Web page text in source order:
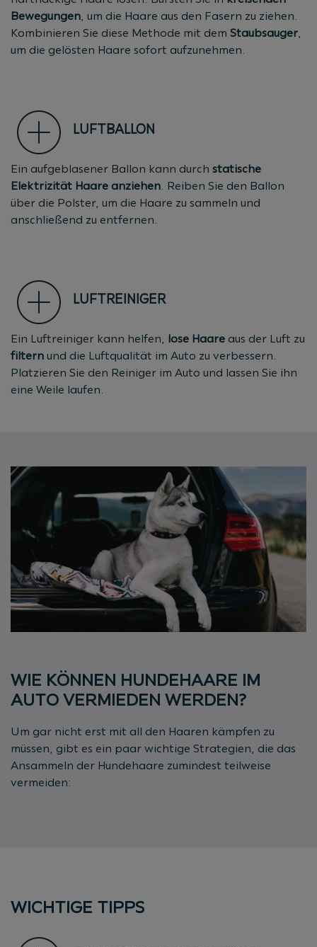
Bewegungen , um die Haare aus den Fasern zu ziehen.
Kombinieren Sie diese Methode mit dem Staubsauger
um die gelösten Haare sofort aufzunehmen.
LUFTBALLON
Ein aufgeblasener Ballon kann durch statische
Elektrizität Haare anziehen . Reiben Sie den Ballon
über die Polster, um die Haare zu sammeln und
anschließend zu entfernen.
LUFTREINIGER
Ein Luftreiniger kann helfen, lose Haare aus der Luft zu
filtern und die Luftqualität im Auto zu verbessern.
Platzieren Sie den Reiniger im Auto und lassen Sie ihn
eine Weile laufen.
WIE KÖNNEN HUNDEHAARE IM
AUTO VERMIEDEN WERDEN?
Um gar nicht erst mit all den Haaren kämpfen zu
müssen, gibt es ein paar wichtige Strategien, die das
Ansammeln der Hundehaare zumindest teilweise
vermeiden:
WICHTIGE TIPPS